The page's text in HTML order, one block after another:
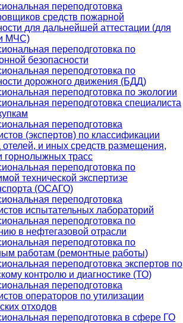
переподготовка
средств пожарной
для дальнейшей аттестации (для
МЧС)
переподготовка по
безопасности
переподготовка по
дорожного движения (БДД)
переподготовка по экологии
переподготовка специалиста
переподготовка
(экспертов) по классификации
отелей, и иных средств размещения,
горнолыжных трасс
переподготовка по
технической экспертизе
(ОСАГО)
переподготовка
испытательных лабораторий
переподготовка по
в нефтегазовой отрасли
переподготовка по
работам (ремонтные работы)
переподготовка экспертов по
контролю и диагностике (ТО)
переподготовка
операторов по утилизации
отходов
переподготовка в сфере ГО